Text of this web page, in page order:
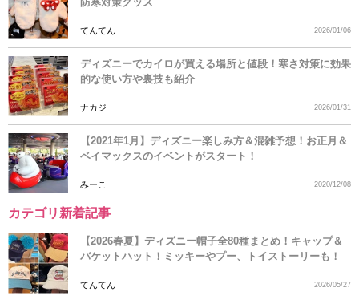
てんてん 2026/01/06
ディズニーでカイロが買える場所と値段！寒さ対策に効果
的な使い方や裏技も紹介
ナカジ 2026/01/31
【2021年1月】ディズニー楽しみ方＆混雑予想！お正月＆
ベイマックスのイベントがスタート！
みーこ 2020/12/08
カテゴリ新着記事
【2026春夏】ディズニー帽子全80種まとめ！キャップ＆
バケットハット！ミッキーやプー、トイストーリーも！
てんてん 2026/05/27